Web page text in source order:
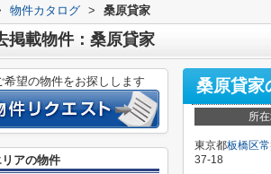
物件カタログ > 桑原貸家
掲載物件：桑原貸家
桑原貸家
所
東京都板橋区
37-18
望の物件をお探しします
リアの物件